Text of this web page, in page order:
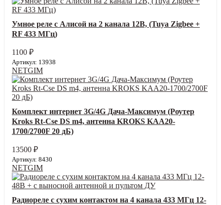
Умное реле с Алисой на 2 канала 12В, (Tuya Zigbee +
RF 433 МГц)
1100 ₽
Артикул: 13938
NETGIM
Комплект интернет 3G/4G Дача-Максимум (Роутер
Kroks Rt-Cse DS m4, антенна KROKS KAA20-
1700/2700F 20 дБ)
13500 ₽
Артикул: 8430
NETGIM
Радиореле с сухим контактом на 4 канала 433 МГц 12-